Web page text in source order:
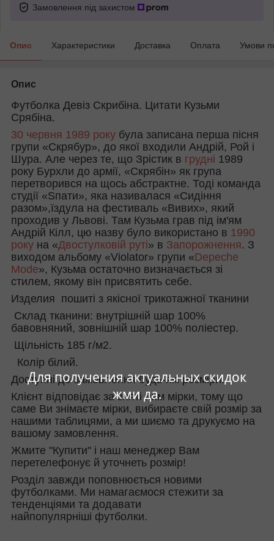
Для получения актуальных скидок
жми да.
Замовлення під захистом
Опис Характеристики Доставка Оплата Умови
Опис
Футболка Девіз Скрибіна. Цитати Кузьми
Срябіна.
30 червня 1989 року була записана перша пісня
групи «Скрябур», до якої входили Андрій, Рой і
Шура. Але через те, що Зрістик в грудні 1989
року Бурхли до армії, «Скрябін» як група
перетворився на щось абстрактне. Тоді команда
студії «Sпати», яка називалася «Сидіння
разом»,їздула на фестиваль «Вивих», який
проходив у Львові. Там Кузьма грав під ім'ям
Андрій Кілл, цю назву було використано в 1990
року на «Двостулковій руті» в Запорожнення. З
виходом альбому «Violator» групи «Depeche
Mode», Кузьма остаточно визначається зі
стилем, якому він присвятить себе.
Изделия пошиті з якісної трикотажної тканини
Склад тканини: внутрішній шар 100%
бавовняний, зовнішній шар 100% поліестер.
Щільність 185 г/м2.
Колір білий.
Доступні до замовлення будь-які розміри.
Клієнт відповідає за зняті ним мірки, тому що
саме Ви знімаєте мірки, вибираєте свій розмір за
нашими таблицями, а ми шиємо та друкуємо на
вашому замовлення.
Жмите "Купити" і наш менеджер Вам
перетелефонує й уточнеть розмір!
Розділ завжди поповнюється новими
футболками. Ми намагаємося стежити за
тенденціями та додавати
найпопулярніші футболки.